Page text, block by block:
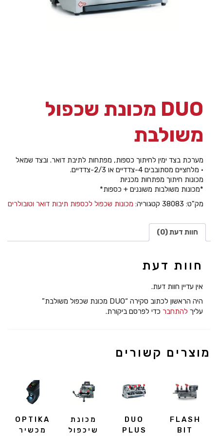
DUO מכונת שכפול
משולבת
מערכת בצד ימין לחיתוך כספות, מפתחות לתיבת דואר. ובצד שמאל
• מלחציים מסתובבים 4-צדדיים או 2/3-צדדיים.
מכונות חיתוך מפתחות מכניות
*מכונות משולבות משוננים + כספות*
מק"ט: 38083 קטגוריה: מכונות שכפול לכספות תיבות דואר וטובולרים
חוות דעת (0)
חוות דעת
אין עדיין חוות דעת.
היה הראשון לכתוב סקירה “DUO מכונת שכפול משולבת”
עליך להתחבר כדי לפרסם ביקורת.
מוצרים קשורים
FLASH
BIT
DUO
PLUS
מכונת
שיכפול
OPTIKA
מכשיר